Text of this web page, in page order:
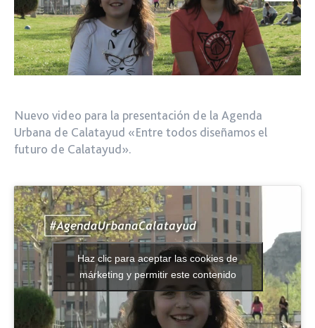
Nuevo video para la presentación de la Agenda
Urbana de Calatayud «Entre todos diseñamos el
futuro de Calatayud».
Haz clic para aceptar las cookies de
márketing y permitir este contenido